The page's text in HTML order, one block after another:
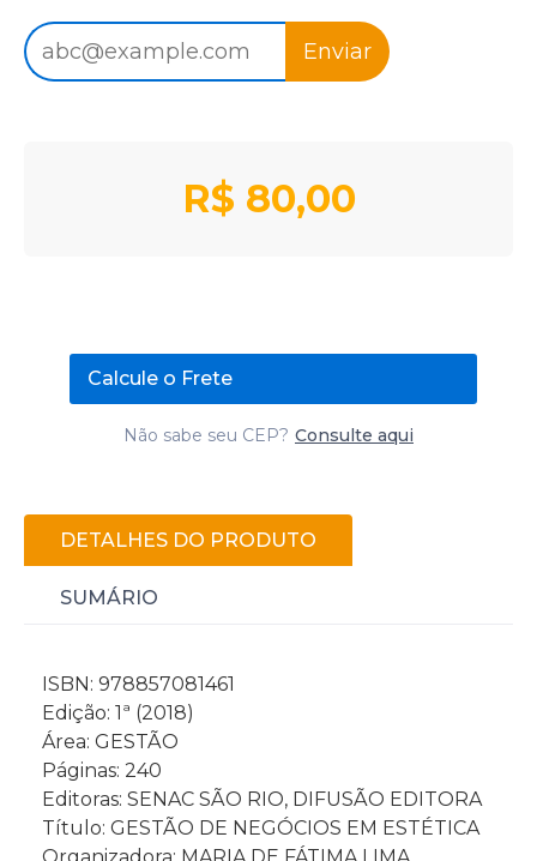
Enviar
R$ 80,00
Calcule o Frete
Não sabe seu CEP? Consulte aqui
DETALHES DO PRODUTO
SUMÁRIO
ISBN: 978857081461
Edição: 1ª (2018)
Área: GESTÃO
Páginas: 240
Editoras: SENAC SÃO RIO, DIFUSÃO EDITORA
Título: GESTÃO DE NEGÓCIOS EM ESTÉTICA